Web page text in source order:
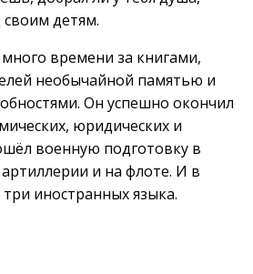
детям.
времени за книгами,
необычайной памятью и
Он успешно окончил
юридических и
военную подготовку в
и на флоте. И в
иностранных языка.